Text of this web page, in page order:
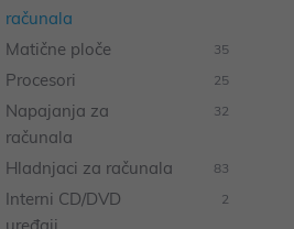
računala
Matične ploče 35
Procesori 25
Napajanja za
računala
32
Hladnjaci za računala 83
Interni CD/DVD
2